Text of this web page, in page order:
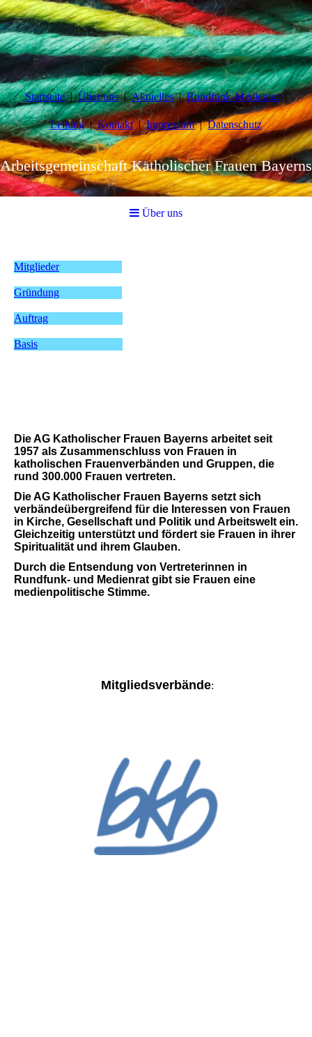
Startseite Über uns Aktuelles Rundfunk-Medienrat
Leitung Kontakt Impressum Datenschutz
Arbeitsgemeinschaft Katholischer Frauen Bayerns
Über uns
Mitglieder
Gründung
Auftrag
Basis
Die AG Katholischer Frauen Bayerns arbeitet seit
1957 als Zusammenschluss von Frauen in
katholischen Frauenverbänden und Gruppen, die
rund 300.000 Frauen vertreten.
Die AG Katholischer Frauen Bayerns setzt sich
verbändeübergreifend für die Interessen von Frauen
in Kirche, Gesellschaft und Politik und Arbeitswelt ein.
Gleichzeitig unterstützt und fördert sie Frauen in ihrer
Spiritualität und ihrem Glauben.
Durch die Entsendung von Vertreterinnen in
Rundfunk- und Medienrat gibt sie Frauen eine
medienpolitische Stimme.
Mitgliedsverbände: